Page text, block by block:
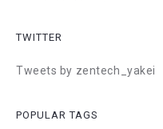
TWITTER
Tweets by zentech_yakei
POPULAR TAGS